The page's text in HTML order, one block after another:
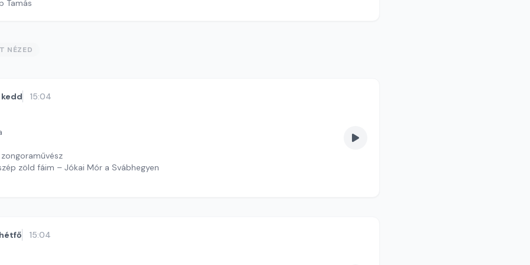
Tamás
NÉZED
kedd 15:04
zöld fáim – Jókai Mór a Svábhegyen
15:04